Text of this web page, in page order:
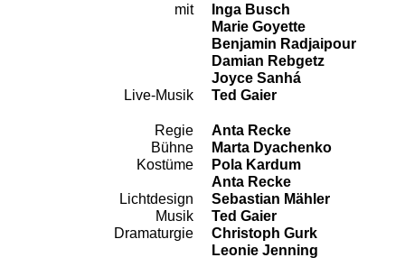
Besetzung
mit
Inga Busch
Marie Goyette
Benjamin Radjaipour
Damian Rebgetz
Joyce Sanhá
Live-Musik
Ted Gaier
Team
Regie
Anta Recke
Bühne
Marta Dyachenko
Kostüme
Pola Kardum
Anta Recke
Lichtdesign
Sebastian Mähler
Musik
Ted Gaier
Dramaturgie
Christoph Gurk
Leonie Jenning